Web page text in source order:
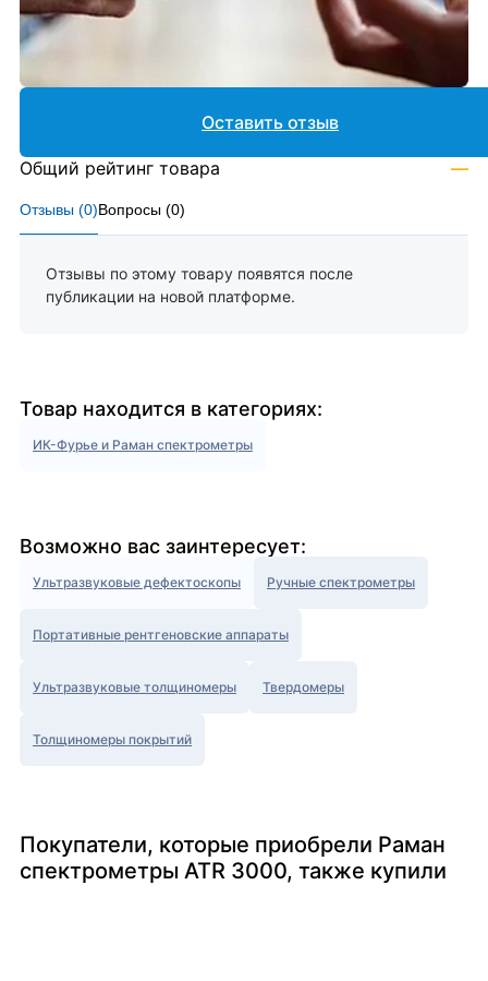
Отзывы (0)Вопросы (0)
Отзывы по этому товару появятся после
публикации на новой платформе.
Оставить отзыв
Общий рейтинг товара —
Товар находится в категориях:
ИК-Фурье и Раман спектрометры
Возможно вас заинтересует:
Ультразвуковые дефектоскопы Ручные спектрометры
Портативные рентгеновские аппараты
Ультразвуковые толщиномеры Твердомеры
Толщиномеры покрытий
Покупатели, которые приобрели Раман
спектрометры ATR 3000, также купили